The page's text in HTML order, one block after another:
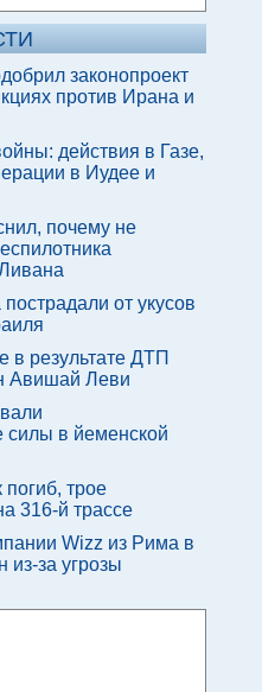
законопроект
против Ирана и
действия в Газе,
в Иудее и
почему не
от укусов
в результате ДТП
Авишай Леви
силы в йеменской
трое
316-й трассе
Wizz из Рима в
из-за угрозы